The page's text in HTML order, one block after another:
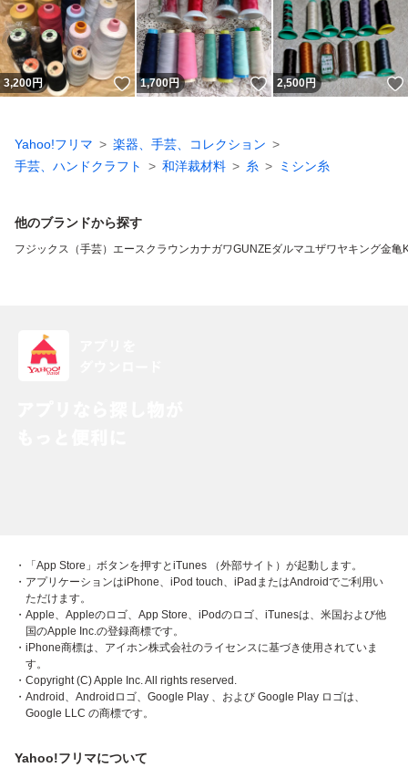
3,200円 いいね！
1,700円 いいね！
2,500円
Yahoo!フリマ
楽器、手芸、コレクション
手芸、ハンドクラフト
和洋裁材料 糸 ミシン糸
他のブランドから探す
フジックス（手芸） エースクラウンカナガワGUNZEダルマユザワヤキング金亀
・「App Store」ボタンを押すとiTunes （外部サイト）が起動します。
・アプリケーションはiPhone、iPod touch、iPadまたはAndroidでご利用い
ただけます。
・Apple、Appleのロゴ、App Store、iPodのロゴ、iTunesは、米国および他
国のApple Inc.の登録商標です。
・iPhone商標は、アイホン株式会社のライセンスに基づき使用されていま
す。
・Copyright (C) Apple Inc. All rights reserved.
・Android、Androidロゴ、Google Play 、および Google Play ロゴは、
Google LLC の商標です。
Yahoo!フリマについて